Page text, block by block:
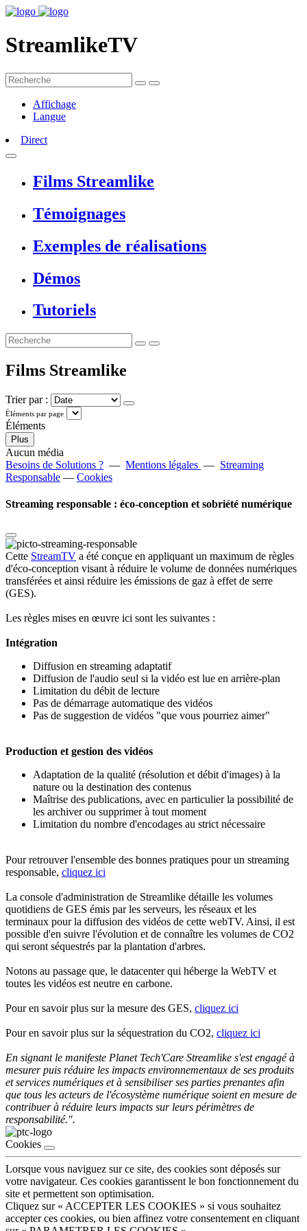
StreamlikeTV
Affichage
Langue
Direct
Films Streamlike
Témoignages
Exemples de réalisations
Démos
Tutoriels
Films Streamlike
Trier par :
Éléments par page
Éléments
Plus
Aucun média
Besoins de Solutions ? — Mentions légales — Streaming
Responsable — Cookies
Streaming responsable : éco-conception et sobriété numérique
Cette StreamTV a été conçue en appliquant un maximum de règles
d'éco-conception visant à réduire le volume de données numériques
transférées et ainsi réduire les émissions de gaz à effet de serre
(GES).
Les règles mises en œuvre ici sont les suivantes :
Intégration
Diffusion en streaming adaptatif
Diffusion de l'audio seul si la vidéo est lue en arrière-plan
Limitation du débit de lecture
Pas de démarrage automatique des vidéos
Pas de suggestion de vidéos "que vous pourriez aimer"
Production et gestion des vidéos
Adaptation de la qualité (résolution et débit d'images) à la
nature ou la destination des contenus
Maîtrise des publications, avec en particulier la possibilité de
les archiver ou supprimer à tout moment
Limitation du nombre d'encodages au strict nécessaire
Pour retrouver l'ensemble des bonnes pratiques pour un streaming
responsable, cliquez ici
La console d'administration de Streamlike détaille les volumes
quotidiens de GES émis par les serveurs, les réseaux et les
terminaux pour la diffusion des vidéos de cette webTV. Ainsi, il est
possible d'en suivre l'évolution et de connaître les volumes de CO2
qui seront séquestrés par la plantation d'arbres.
Notons au passage que, le datacenter qui héberge la WebTV et
toutes les vidéos est neutre en carbone.
Pour en savoir plus sur la mesure des GES, cliquez ici
Pour en savoir plus sur la séquestration du CO2, cliquez ici
En signant le manifeste Planet Tech'Care Streamlike s'est engagé à
mesurer puis réduire les impacts environnementaux de ses produits
et services numériques et à sensibiliser ses parties prenantes afin
que tous les acteurs de l'écosystème numérique soient en mesure de
contribuer à réduire leurs impacts sur leurs périmètres de
responsabilité.".
Cookies
Lorsque vous naviguez sur ce site, des cookies sont déposés sur
votre navigateur. Ces cookies garantissent le bon fonctionnement du
site et permettent son optimisation.
Cliquez sur « ACCEPTER LES COOKIES » si vous souhaitez
accepter ces cookies, ou bien affinez votre consentement en cliquant